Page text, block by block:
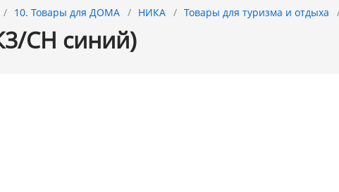
10. Товары для ДОМА НИКА Товары для туризма и отдыха
СН синий)